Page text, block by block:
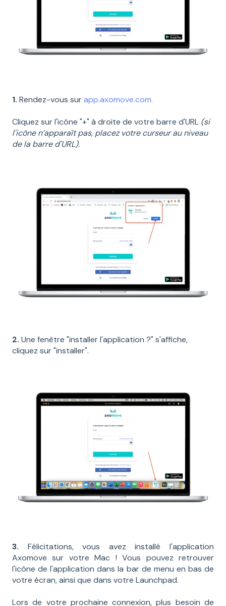
1. Rendez-vous surapp.axomove.com.
Cliquez sur l'icône "+" à droite de votre barre d'URL (si
l'icône n’apparaît pas, placez votre curseur au niveau
de la barre d'URL).
2. Une fenêtre "installer l'application ?" s'affiche,
cliquez sur "installer".
3. Félicitations, vous avez installé l'application
Axomove sur votre Mac ! Vous pouvez retrouver
l'icône de l'application dans la bar de menu en bas de
votre écran, ainsi que dans votre Launchpad.
Lors de votre prochaine connexion, plus besoin de